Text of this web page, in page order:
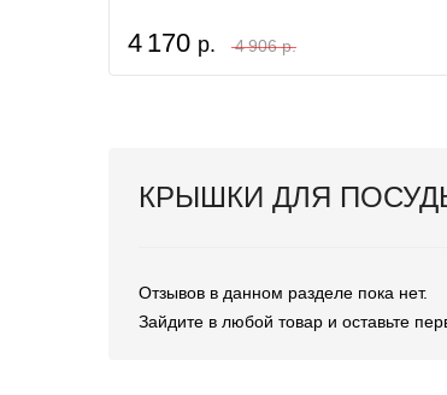
4 170 р. 4 906 р.
КРЫШКИ ДЛЯ
Отзывов в данном разделе пока нет.
Зайдите в любой товар и оставьте